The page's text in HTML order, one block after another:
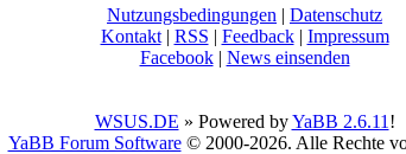
Nutzungsbedingungen | Datenschutz
Kontakt| RSS | Feedback| Impressum
Facebook| News einsenden
WSUS.DE » Powered byYaBB 2.6.11 !
YaBB Forum Software© 2000-2026. Alle Rechte